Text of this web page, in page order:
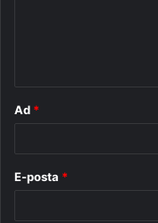
Ad *
E-posta *